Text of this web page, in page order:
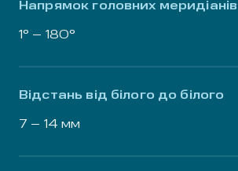
Напрямок головних меридіанів
1° – 180°
Відстань від білого до білого
7 – 14 мм